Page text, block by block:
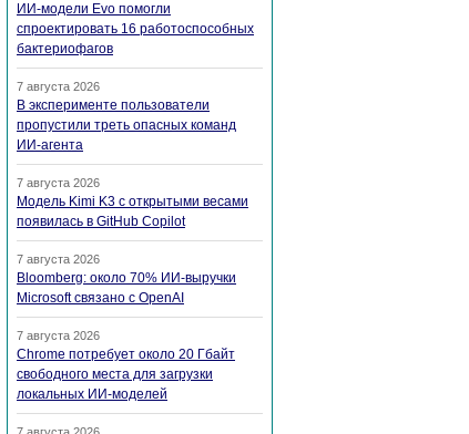
ИИ-модели Evo помогли
спроектировать 16 работоспособных
бактериофагов
7 августа 2026
В эксперименте пользователи
пропустили треть опасных команд
ИИ-агента
7 августа 2026
Модель Kimi K3 с открытыми весами
появилась в GitHub Copilot
7 августа 2026
Bloomberg: около 70% ИИ-выручки
Microsoft связано с OpenAI
7 августа 2026
Chrome потребует около 20 Гбайт
свободного места для загрузки
локальных ИИ-моделей